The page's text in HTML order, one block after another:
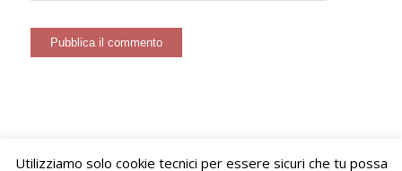
Utilizziamo solo cookie tecnici per essere sicuri che tu possa